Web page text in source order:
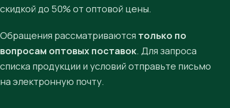
скидкой до 50% от оптовой цены.
Обращения рассматриваются только по
вопросам оптовых поставок. Для запроса
списка продукции и условий отправьте письмо
на электронную почту.